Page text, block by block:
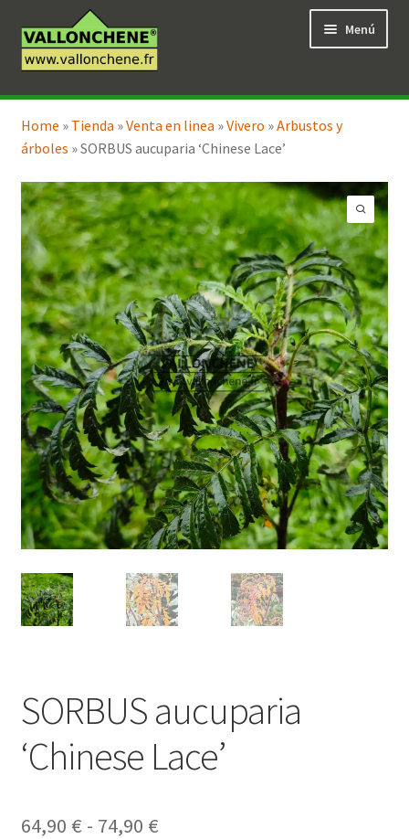
a
la
al
contenido
Menú
Tienda en línea
Home » Tienda »Venta en linea »Vivero »Arbustos y
árboles »SORBUS aucuparia ‘Chinese Lace’
SORBUS aucuparia
‘Chinese Lace’
64,90 € - 74,90 €Rango